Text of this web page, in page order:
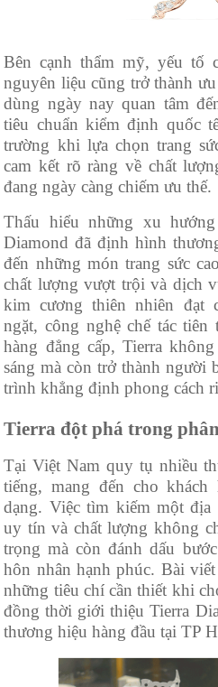
Bên cạnh thẩm mỹ, yếu tố
nguyên liệu cũng trở thành
dùng ngày nay quan tâm
tiêu chuẩn kiểm định quốc
trường khi lựa chọn trang
cam kết rõ ràng về chất
đang ngày càng chiếm ưu thế.
Thấu hiểu những xu
Diamond đã định hình
đến những món trang sức
chất lượng vượt trội và dịch
kim cương thiên nhiên đạt
ngặt, công nghệ chế tác
hàng đẳng cấp, Tierra
sáng mà còn trở thành người
trình khẳng định phong cách
Tierra đột phá trong
Tại Việt Nam quy tụ nhiều
tiếng, mang đến cho
dạng. Việc tìm kiếm một
uy tín và chất lượng không
trọng mà còn đánh dấu
hôn nhân hạnh phúc. Bài
những tiêu chí cần thiết khi
đồng thời giới thiệu Tierra
thương hiệu hàng đầu tại TP